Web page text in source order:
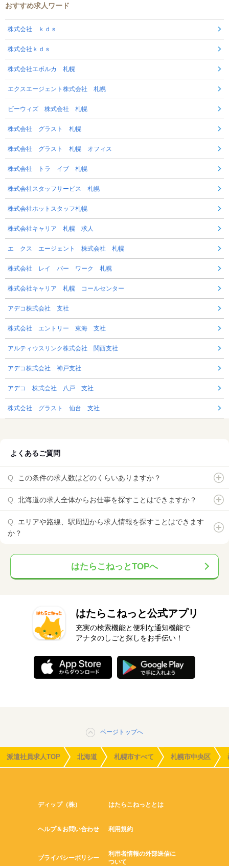
おすすめ求人ワード
株式会社 ｋｄｓ
株式会社ｋｄｓ
株式会社エボルカ 札幌
エクスエージェント株式会社 札幌
ビーウィズ 株式会社 札幌
株式会社 グラスト 札幌
株式会社 グラスト 札幌 オフィス
株式会社 トラ イブ 札幌
株式会社スタッフサービス 札幌
株式会社ホットスタッフ札幌
株式会社キャリア 札幌 求人
エ クス エージェント 株式会社 札幌
株式会社 レイ バー ワーク 札幌
株式会社キャリア 札幌 コールセンター
アデコ株式会社 支社
株式会社 エントリー 東海 支社
アルティウスリンク株式会社 関西支社
アデコ株式会社 神戸支社
アデコ 株式会社 八戸 支社
株式会社 グラスト 仙台 支社
よくあるご質問
この条件の求人数はどのくらいありますか？
北海道の求人全体からお仕事を探すことはできますか？
エリアや路線、駅周辺から求人情報を探すことはできます
か？
はたらこねっとTOPへ
はたらこねっと公式アプリ
充実の検索機能と便利な通知機能で
アナタのしごと探しをお手伝い！
ページトップへ
派遣社員求人TOP 北海道 札幌市すべて 札幌市中央区
ディップ（株） はたらこねっととは
ヘルプ＆お問い合わせ 利用規約
プライバシーポリシー
利用者情報の外部送信に
ついて